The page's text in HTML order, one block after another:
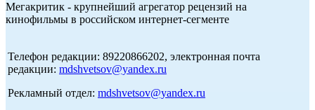
Мегакритик - крупнейший агрегатор рецензий на
кинофильмы в российском интернет-сегменте
Телефон редакции: 89220866202, электронная почта
редакции: mdshvetsov@yandex.ru
Рекламный отдел: mdshvetsov@yandex.ru